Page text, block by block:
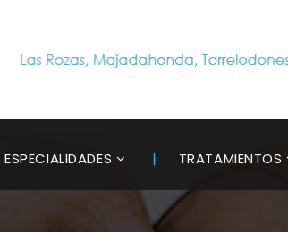
ESPECIALIDADES TRATAMIENTOS